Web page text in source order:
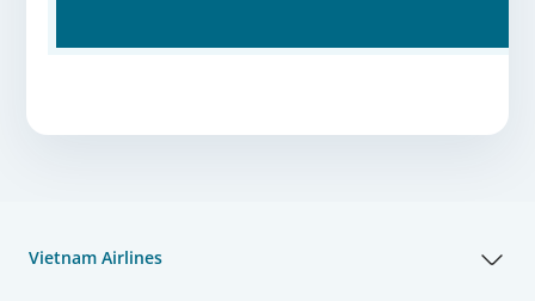
Vietnam Airlines